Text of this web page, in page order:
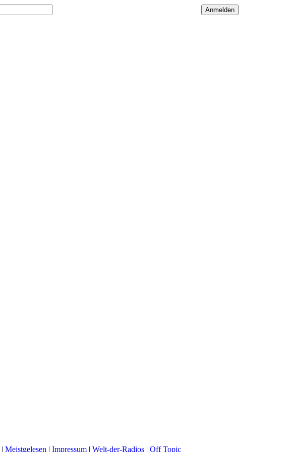
| Meistgelesen | Impressum | Welt-der-Radios | Off Topic